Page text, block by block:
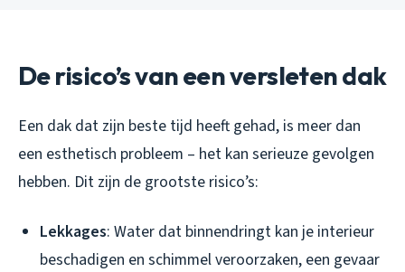
De risico’s van een versleten dak
Een dak dat zijn beste tijd heeft gehad, is meer dan
een esthetisch probleem – het kan serieuze gevolgen
hebben. Dit zijn de grootste risico’s:
Lekkages: Water dat binnendringt kan je interieur
beschadigen en schimmel veroorzaken, een gevaar